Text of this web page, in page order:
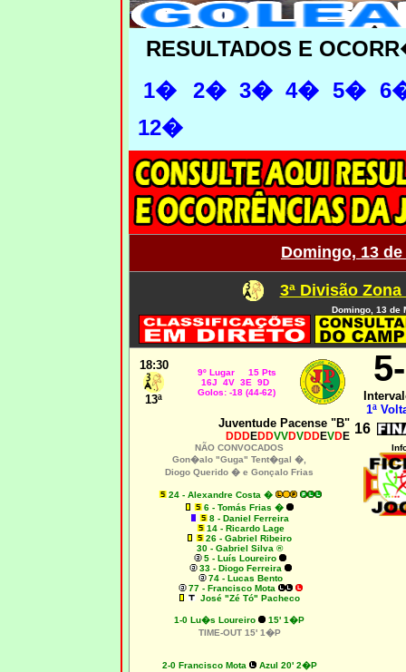
RESULTADOS E
1�
2� 3� 4� 5�
12�
Domingo, 13
3ª Divisão
Domingo, 13 de
18:30
13ª
9º Lugar 15 Pts
16J 4V 3E 9D
Golos: -18 (44-62)
1ª
Juventude Pacense "B"
DDDEDDVVDVDDEVDE 16
NÃO CONVOCADOS
Gon�alo "Guga" Tent�gal �,
Diogo Querido � e Gonçalo Frias
24 - Alexandre Costa �
6 - Tomás Frias �
8 - Daniel Ferreira
14 - Ricardo Lage
26 - Gabriel Ribeiro
30 - Gabriel Silva ®
5 - Luís Loureiro
33 - Diogo Ferreira
74 - Lucas Bento
77 - Francisco Mota
José "Zé Tó" Pacheco
1-0 Lu�s Loureiro
15' 1�P
TIME-OUT 15' 1�P
2-0 Francisco Mota
Azul 20' 2�P